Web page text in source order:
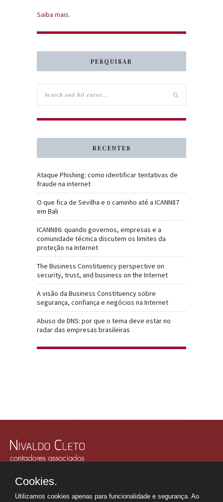
Saiba mais.
PESQUISAR
RECENTES
Ataque Phishing: como identificar tentativas de
fraude na internet
O que fica de Sevilha e o caminho até a ICANN87
em Bali
ICANN86: quando governos, empresas e a
comunidade técnica discutem os limites da
proteção na Internet
The Business Constituency perspective on
security, trust, and business on the Internet
A visão da Business Constituency sobre
segurança, confiança e negócios na Internet
Abuso de DNS: por que o tema deve estar no
radar das empresas brasileiras
Edifício Memorial Office Building - São Paulo - SP
Tel.: +55 112507-6249
Cookies.
Utilizamos cookies apenas para funcionalidade e segurança. Ao